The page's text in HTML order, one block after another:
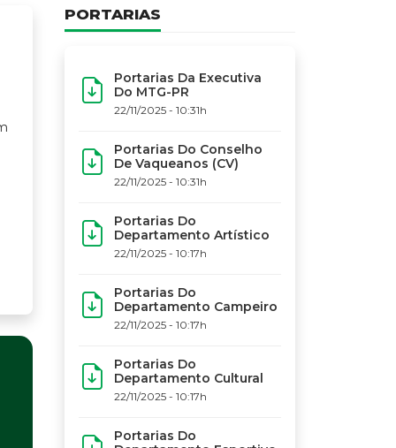
PORTARIAS
Portarias Da Executiva
Do MTG-PR
22/11/2025 - 10:31h
Portarias Do Conselho
De Vaqueanos (CV)
22/11/2025 - 10:31h
Portarias Do
Departamento Artístico
22/11/2025 - 10:17h
Portarias Do
Departamento Campeiro
22/11/2025 - 10:17h
Portarias Do
Departamento Cultural
22/11/2025 - 10:17h
Portarias Do